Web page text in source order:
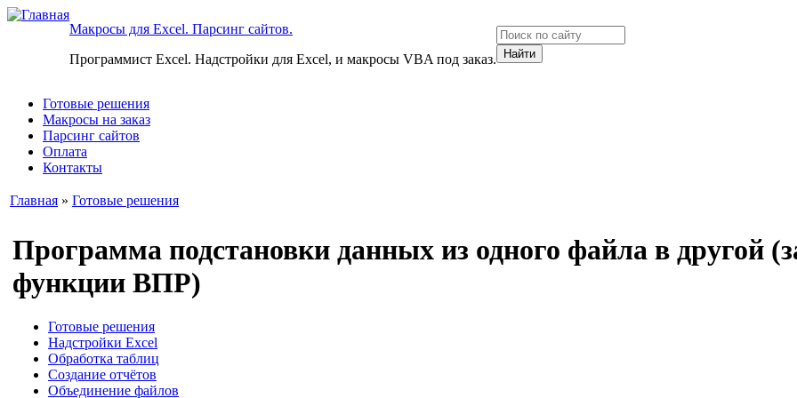
Макросы для Excel. Парсинг сайтов.
Программист Excel. Надстройки для Excel, и макросы VBA под заказ.
Готовые решения
Макросы на заказ
Парсинг сайтов
Оплата
Контакты
Главная » Готовые решения
Программа подстановки данных из одного файла в другой
функции ВПР)
Готовые решения
Надстройки Excel
Обработка таблиц
Создание отчётов
Объединение файлов